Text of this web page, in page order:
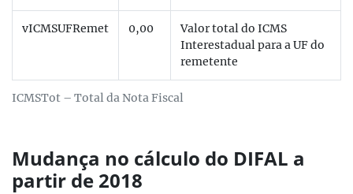
ICMSTot – Total da Nota Fiscal
vICMSUFRemet 0,00
Valor total do ICMS
Interestadual para a UF do
remetente
Mudança no cálculo do DIFAL a
partir de 2018